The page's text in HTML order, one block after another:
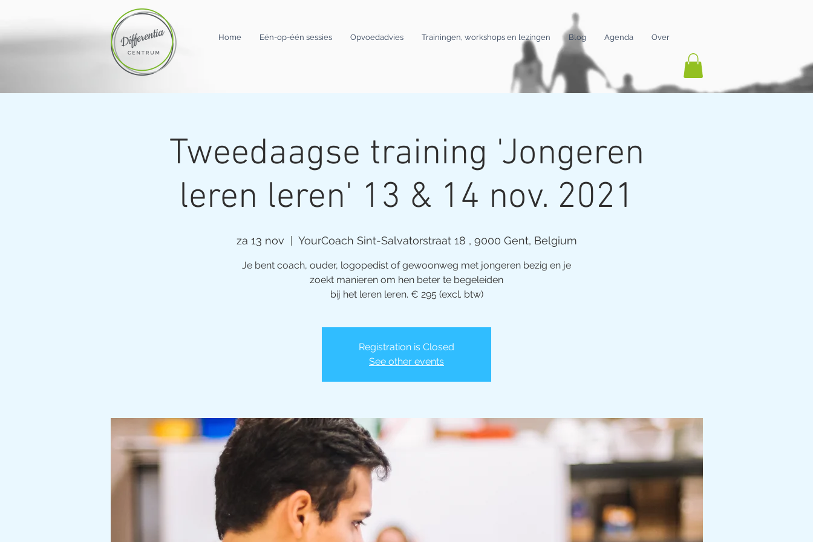
Home Eén-op-één sessies Opvoedadvies Trainingen, workshops en lezingen Blog Agenda Over
Tweedaagse training 'Jongeren
leren leren' 13 & 14 nov. 2021
za 13 nov
  |
YourCoach Sint-Salvatorstraat 18 , 9000 Gent, Belgium
Je bent coach, ouder, logopedist of gewoonweg met jongeren bezig en je
zoekt manieren om hen beter te begeleiden
bij het leren leren. € 295 (excl. btw)
Registration is Closed
See other events